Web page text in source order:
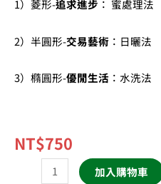
1）菱形-追求進步 ： 蜜處理法
2）半圓形-交易藝術 ：日曬法
3）橢圓形-優閒生活 ：水洗法
NT$750
加入購物車